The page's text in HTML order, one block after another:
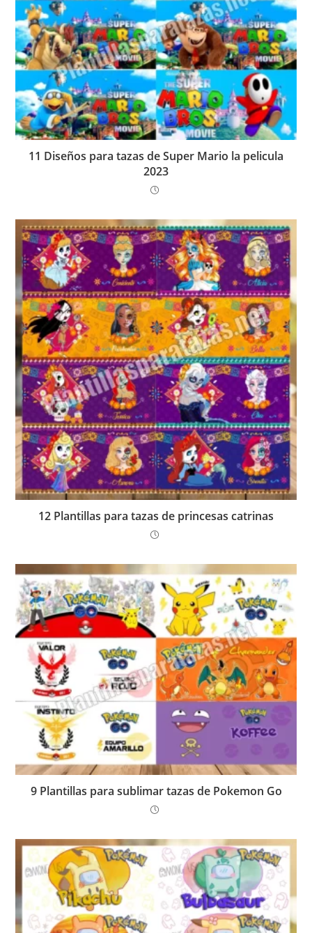
11 Diseños para tazas de Super Mario la pelicula
2023
12 Plantillas para tazas de princesas catrinas
9 Plantillas para sublimar tazas de Pokemon Go